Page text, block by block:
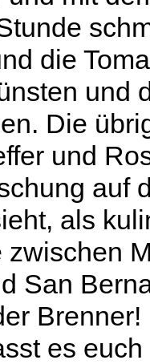
die
und
Die
und
auf
als
San
Brenner!
es